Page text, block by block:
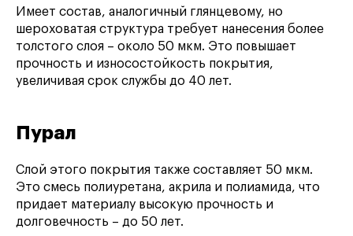
Имеет состав, аналогичный глянцевому, но
шероховатая структура требует нанесения более
толстого слоя – около 50 мкм. Это повышает
прочность и износостойкость покрытия,
увеличивая срок службы до 40 лет.
Пурал
Слой этого покрытия также составляет 50 мкм.
Это смесь полиуретана, акрила и полиамида, что
придает материалу высокую прочность и
долговечность – до 50 лет.